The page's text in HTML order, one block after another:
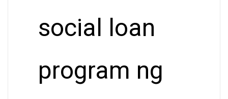
social loan
program ng